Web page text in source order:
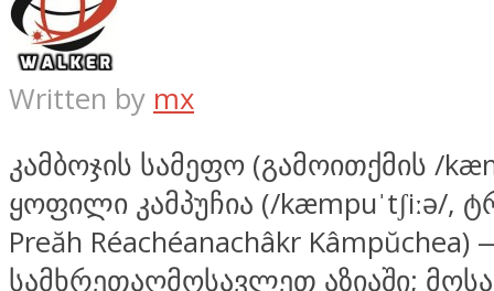
Written by mx
კამბოჯის სამეფო (გამოითქმის /
ყოფილი კამპუჩია (/kæmpuˈtʃiːə/,
Preăh Réachéanachâkr Kâmpŭchea)
სამხრეთაღმოსავლეთ აზიაში;